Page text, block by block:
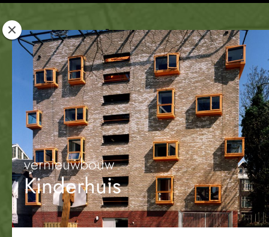
Rotterdam
Woont
vernieuwbouw
Kinderhuis